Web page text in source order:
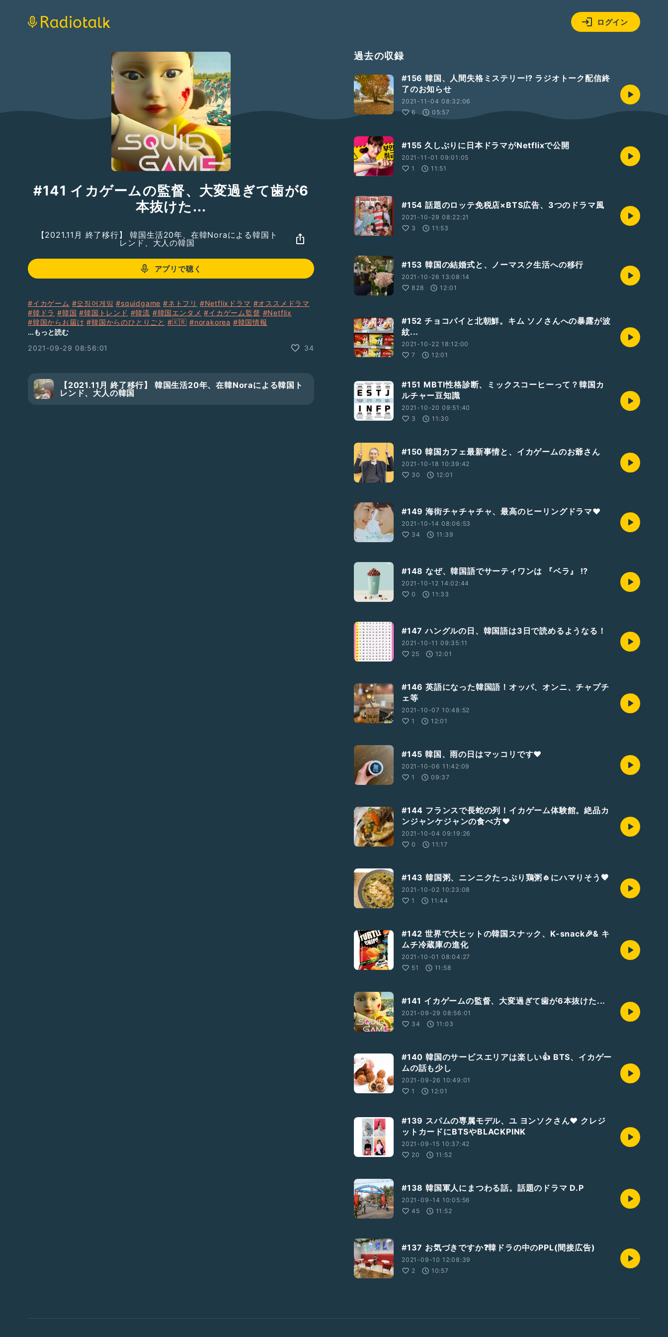
ログイン
#141 イカゲームの監督、大変過ぎて歯が6
本抜けた...
【2021.11月 終了移行】 韓国生活20年、在韓Noraによる韓国ト
レンド、大人の韓国
アプリで聴く
#イカゲーム #오징어게임 #squidgame #ネトフリ #Netflixドラマ #オススメドラマ
#韓ドラ #韓国 #韓国トレンド #韓流 #韓国エンタメ #イカゲーム監督 #Netflix
#韓国からお届け #韓国からのひとりごと #🇰🇷 #norakorea #韓国情報
...もっと読む
2021-09-29 08:56:01
34
【2021.11月 終了移行】 韓国生活20年、在韓Noraによる韓国ト
レンド、大人の韓国
過去の収録
#156 韓国、人間失格ミステリー⁉︎ ラジオトーク配信終
了のお知らせ
2021-11-04 08:32:06
6
05:57
#155 久しぶりに日本ドラマがNetflixで公開
2021-11-01 09:01:05
1
11:51
#154 話題のロッテ免税店×BTS広告、3つのドラマ風
2021-10-29 08:22:21
3
11:53
#153 韓国の結婚式と、ノーマスク生活への移行
2021-10-26 13:08:14
828
12:01
#152 チョコパイと北朝鮮。キム ソノさんへの暴露が波
紋...
2021-10-22 18:12:00
7
12:01
#151 MBTI性格診断、ミックスコーヒーって？韓国カ
ルチャー豆知識
2021-10-20 09:51:40
3
11:30
#150 韓国カフェ最新事情と、イカゲームのお爺さん
2021-10-18 10:39:42
30
12:01
#149 海街チャチャチャ、最高のヒーリングドラマ❤️
2021-10-14 08:06:53
34
11:39
#148 なぜ、韓国語でサーティワンは 『ベラ』 ⁉︎
2021-10-12 14:02:44
0
11:33
#147 ハングルの日、韓国語は3日で読めるようなる！
2021-10-11 09:35:11
25
12:01
#146 英語になった韓国語！オッパ、オンニ、チャプチ
ェ等
2021-10-07 10:48:52
1
12:01
#145 韓国、雨の日はマッコリです❤️
2021-10-06 11:42:09
1
09:37
#144 フランスで長蛇の列！イカゲーム体験館。絶品カ
ンジャンケジャンの食べ方❤️
2021-10-04 09:19:26
0
11:17
#143 韓国粥、ニンニクたっぷり鶏粥🧄にハマりそう🤎
2021-10-02 10:23:08
1
11:44
#142 世界で大ヒットの韓国スナック、K-snack🎉& キ
ムチ冷蔵庫の進化
2021-10-01 08:04:27
51
11:58
#141 イカゲームの監督、大変過ぎて歯が6本抜けた...
2021-09-29 08:56:01
34
11:03
#140 韓国のサービスエリアは楽しい👍 BTS、イカゲー
ムの話も少し
2021-09-26 10:49:01
1
12:01
#139 スパムの専属モデル、ユ ヨンソクさん❤️ クレジ
ットカードにBTSやBLACKPINK
2021-09-15 10:37:42
20
11:52
#138 韓国軍人にまつわる話。話題のドラマ D.P
2021-09-14 10:05:56
45
11:52
#137 お気づきですか❓韓ドラの中のPPL(間接広告)
2021-09-10 12:08:39
2
10:57